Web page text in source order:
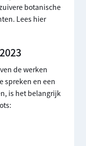
botanische
Lees hier
de werken
spreken en een
is het belangrijk